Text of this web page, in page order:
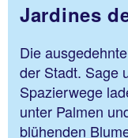
Jardines
Die
der Stadt. Sage
Spazierwege
unter Palmen
blühenden